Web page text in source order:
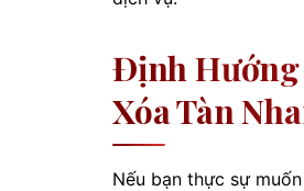
Định Hướng
Xóa Tàn
Nếu bạn thực sự